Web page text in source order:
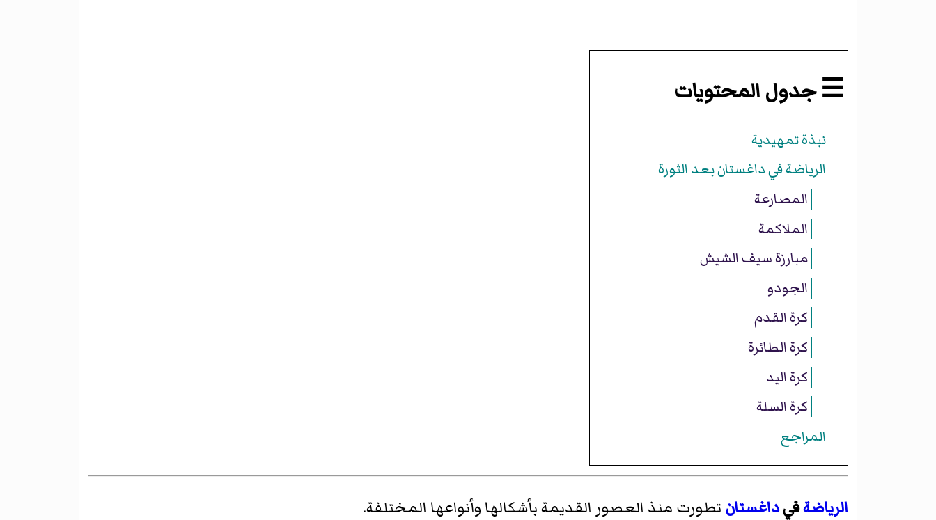
☰ جدول المحتويات
نبذة تمهيدية
الرياضة في داغستان بعد الثورة
المصارعة
الملاكمة
مبارزة سيف الشيش
الجودو
كرة القدم
كرة الطائرة
كرة اليد
كرة السلة
المراجع
الرياضةفيداغستان تطورت منذ العصور القديمة بأشكالها وأنواعها المختلفة.